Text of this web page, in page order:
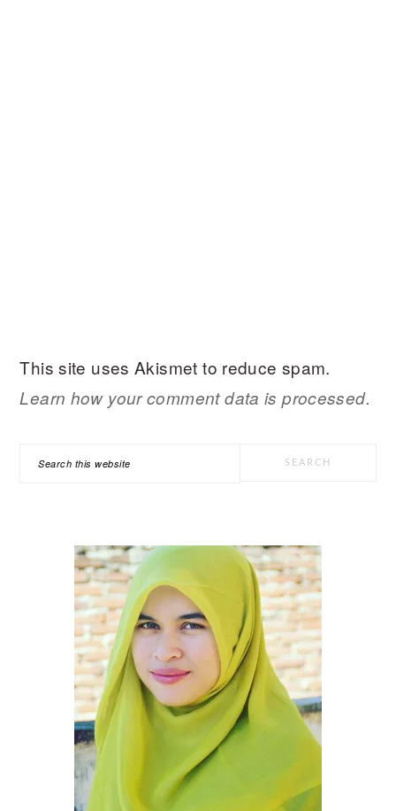
This site uses Akismet to reduce spam.
Learn how your comment data is processed.
Search